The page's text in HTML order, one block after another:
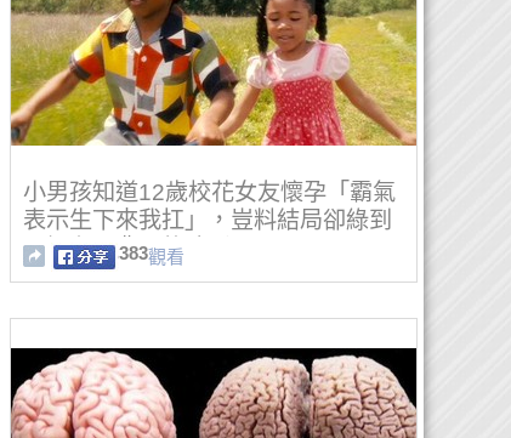
小男孩知道12歲校花女友懷孕「霸氣
表示生下來我扛」，豈料結局卻綠到
心裡有一輩子的陰影！
383觀看